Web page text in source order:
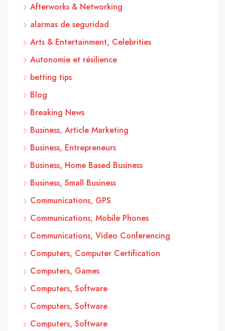
Afterworks & Networking
alarmas de seguridad
Arts & Entertainment, Celebrities
Autonomie et résilience
betting tips
Blog
Breaking News
Business, Article Marketing
Business, Entrepreneurs
Business, Home Based Business
Business, Small Business
Communications, GPS
Communications, Mobile Phones
Communications, Video Conferencing
Computers, Computer Certification
Computers, Games
Computers, Software
Computers, Software
Computers, Software